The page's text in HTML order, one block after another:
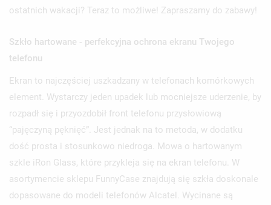
ostatnich wakacji? Teraz to możliwe! Zapraszamy do zabawy!
Szkło hartowane - perfekcyjna ochrona ekranu Twojego
telefonu
Ekran to najczęściej uszkadzany w telefonach komórkowych
element. Wystarczy jeden upadek lub mocniejsze uderzenie, by
rozpadł się i przyozdobił front telefonu przysłowiową
“pajęczyną pęknięć”. Jest jednak na to metoda, w dodatku
dość prosta i stosunkowo niedroga. Mowa o hartowanym
szkle iRon Glass, które przykleja się na ekran telefonu. W
asortymencie sklepu FunnyCase znajdują się szkła doskonale
dopasowane do modeli telefonów Alcatel. Wycinane są